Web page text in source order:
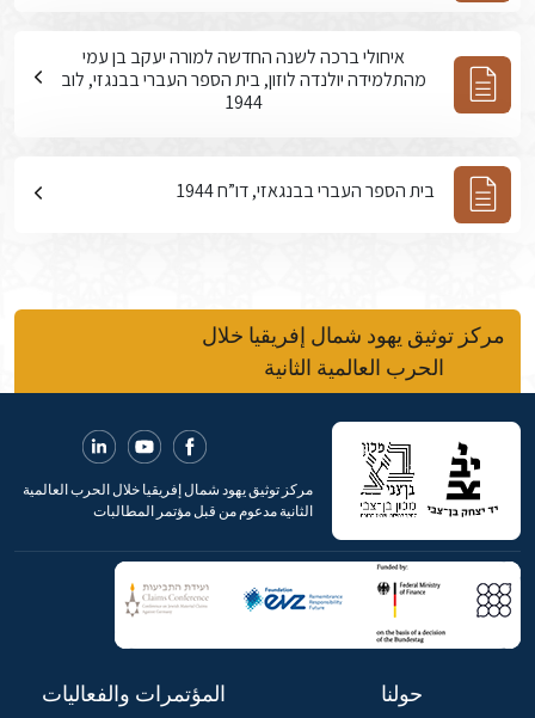
איחולי ברכה לשנה החדשה למורה יעקב בן עמי
מהתלמידה יולנדה לוזון, בית הספר העברי בבנגזי, לוב
1944
בית הספר העברי בבנגאזי, דו”ח 1944
مركز توثيق يهود شمال إفريقيا خلال
الحرب العالمية الثانية
مركز توثيق يهود شمال إفريقيا خلال الحرب العالمية
الثانية مدعوم من قبل مؤتمر المطالبات
حولنا المؤتمرات والفعاليات